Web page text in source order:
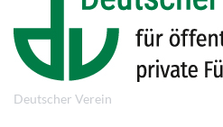
Deutscher Verein